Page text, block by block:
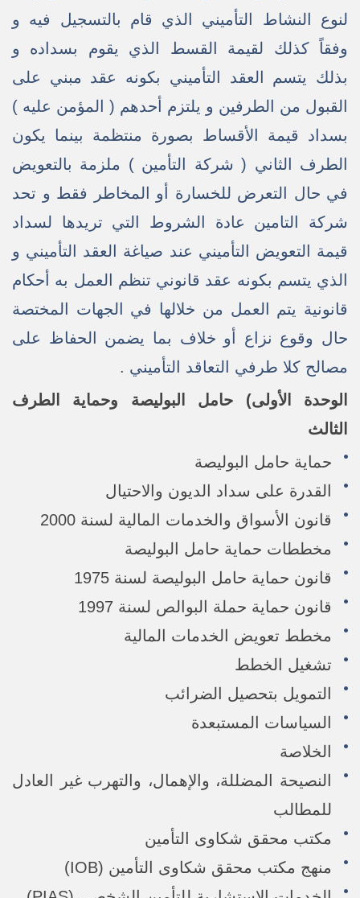
لنوع النشاط التأميني الذي قام بالتسجيل فيه و
وفقاً كذلك لقيمة القسط الذي يقوم بسداده و
بذلك يتسم العقد التأميني بكونه عقد مبني على
القبول من الطرفين و يلتزم أحدهم ( المؤمن عليه )
بسداد قيمة الأقساط بصورة منتظمة بينما يكون
الطرف الثاني ( شركة التأمين ) ملزمة بالتعويض
في حال التعرض للخسارة أو المخاطر فقط و تحد
شركة التامين عادة الشروط التي تريدها لسداد
قيمة التعويض التأميني عند صياغة العقد التأميني و
الذي يتسم بكونه عقد قانوني تنظم العمل به أحكام
قانونية يتم العمل من خلالها في الجهات المختصة
حال وقوع نزاع أو خلاف بما يضمن الحفاظ على
مصالح كلا طرفي التعاقد التأميني .
الوحدة الأولى) حامل البوليصة وحماية الطرف
الثالث
حماية حامل البوليصة
القدرة على سداد الديون والاحتيال
قانون الأسواق والخدمات المالية لسنة 2000
مخططات حماية حامل البوليصة
قانون حماية حامل البوليصة لسنة 1975
قانون حماية حملة البوالص لسنة 1997
مخطط تعويض الخدمات المالية
تشغيل الخطط
التمويل بتحصيل الضرائب
السياسات المستبعدة
الخلاصة
النصيحة المضللة، والإهمال، والتهرب غير العادل
للمطالب
مكتب محقق شكاوى التأمين
منهج مكتب محقق شكاوى التأمين (IOB)